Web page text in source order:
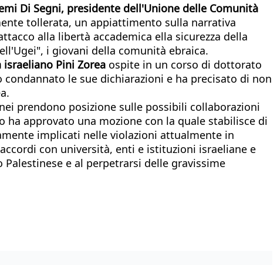
Di Segni, presidente dell'Unione delle Comunità
tollerata, un appiattimento sulla narrativa
alla libertà accademica ella sicurezza della
i giovani della comunità ebraica.
israeliano Pini Zorea ospite in un corso di dottorato
le sue dichiarazioni e ha precisato di non
prendono posizione sulle possibili collaborazioni
approvato una mozione con la quale stabilisce di
implicati nelle violazioni attualmente in
con università, enti e istituzioni israeliane e
e al perpetrarsi delle gravissime